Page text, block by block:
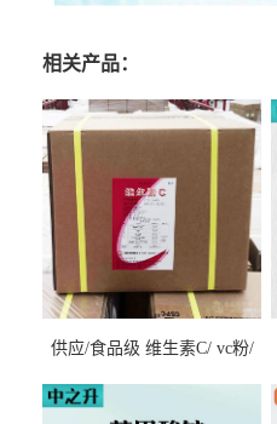
相关产品：
供应/食品级 维生素C/ vc粉/